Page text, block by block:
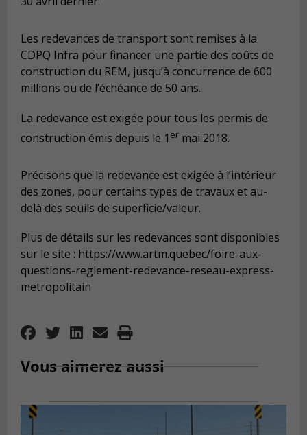
Les redevances de transport sont remises à la
CDPQ Infra pour financer une partie des coûts de
construction du REM, jusqu’à concurrence de 600
millions ou de l’échéance de 50 ans.
La redevance est exigée pour tous les permis de
construction émis depuis le 1 er mai 2018.
Précisons que la redevance est exigée à l’intérieur
des zones, pour certains types de travaux et au-
delà des seuils de superficie/valeur.
Plus de détails sur les redevances sont disponibles
sur le site : https://www.artm.quebec/foire-aux-
questions-reglement-redevance-reseau-express-
metropolitain
Vous aimerez aussi